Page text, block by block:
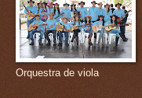
Orquestra de viola